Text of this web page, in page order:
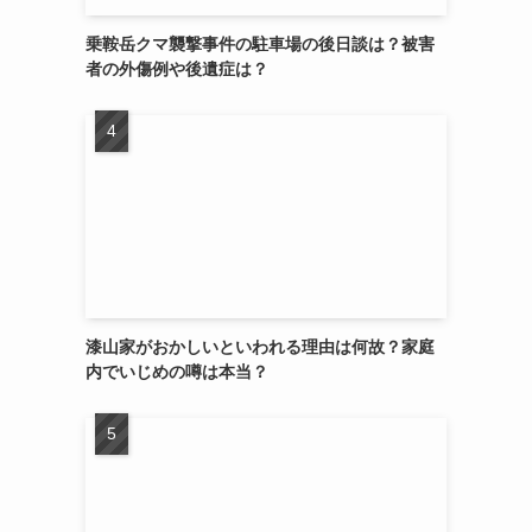
乗鞍岳クマ襲撃事件の駐車場の後日談は？被害
者の外傷例や後遺症は？
漆山家がおかしいといわれる理由は何故？家庭
内でいじめの噂は本当？